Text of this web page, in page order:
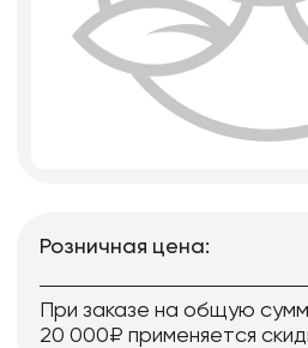
Розничная цена:
При заказе на общую
20 000₽ применяется